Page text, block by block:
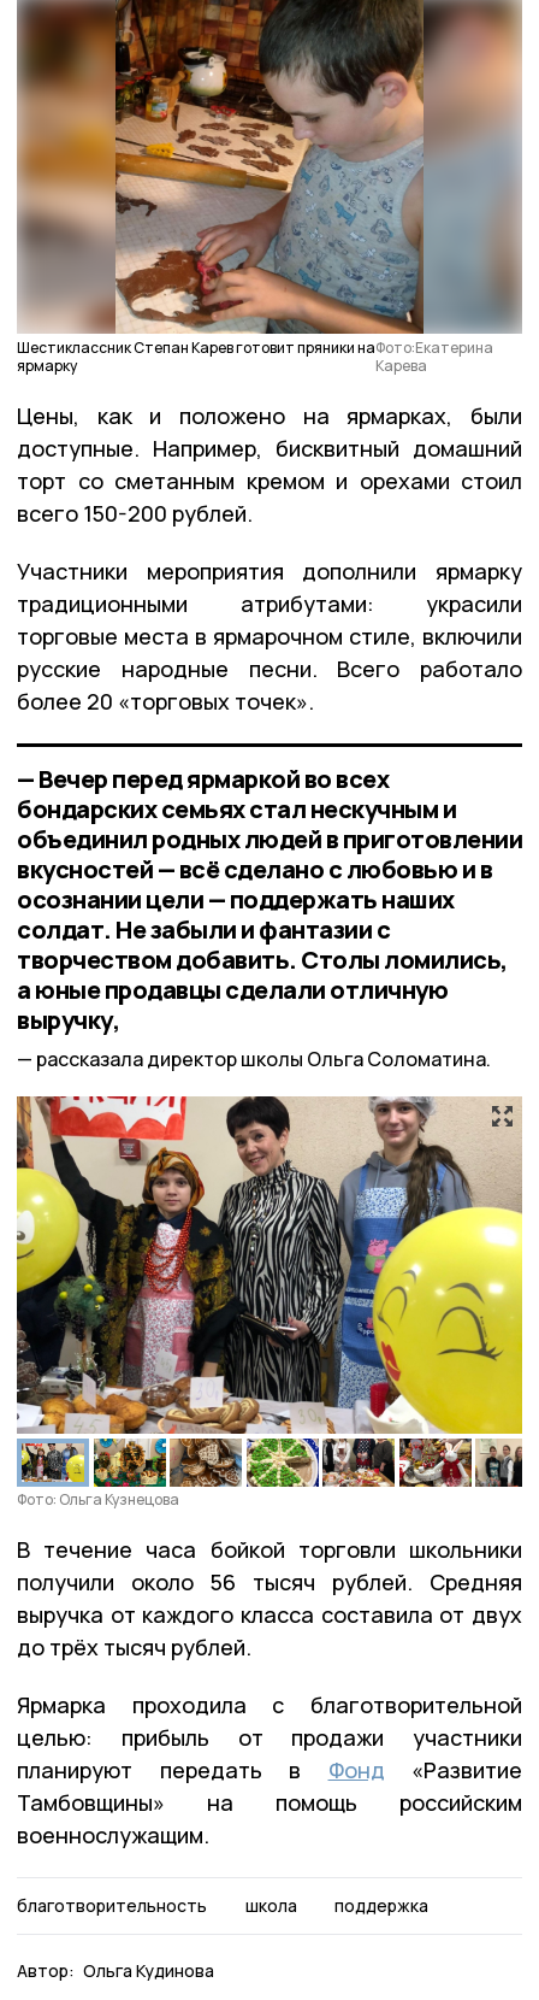
Шестиклассник Степан Карев готовит пряники на
ярмарку
Фото:Екатерина
Карева
Цены, как и положено на ярмарках, были
доступные. Например, бисквитный домашний
торт со сметанным кремом и орехами стоил
всего 150-200 рублей.
Участники мероприятия дополнили ярмарку
традиционными атрибутами: украсили
торговые места в ярмарочном стиле, включили
русские народные песни. Всего работало
более 20 «торговых точек».
— Вечер перед ярмаркой во всех
бондарских семьях стал нескучным и
объединил родных людей в приготовлении
вкусностей — всё сделано с любовью и в
осознании цели — поддержать наших
солдат. Не забыли и фантазии с
творчеством добавить. Столы ломились,
а юные продавцы сделали отличную
выручку,
рассказала директор школы Ольга Соломатина.
Фото: Ольга Кузнецова
В течение часа бойкой торговли школьники
получили около 56 тысяч рублей. Средняя
выручка от каждого класса составила от двух
до трёх тысяч рублей.
Ярмарка проходила с благотворительной
целью: прибыль от продажи участники
планируют передать в Фонд
«Развитие
Тамбовщины» на помощь российским
военнослужащим.
благотворительность школа поддержка
Автор: Ольга Кудинова